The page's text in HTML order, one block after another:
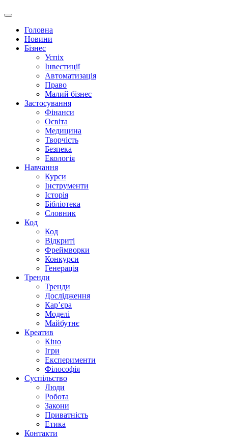
Головна
Новини
Бізнес
Успіх
Інвестиції
Автоматизація
Право
Малий бізнес
Застосування
Фінанси
Освіта
Медицина
Творчість
Безпека
Екологія
Навчання
Курси
Інструменти
Історія
Бібліотека
Словник
Код
Код
Відкриті
Фреймворки
Конкурси
Генерація
Тренди
Тренди
Дослідження
Кар’єра
Моделі
Майбутнє
Креатив
Кіно
Ігри
Експерименти
Філософія
Суспільство
Люди
Робота
Закони
Приватність
Етика
Контакти